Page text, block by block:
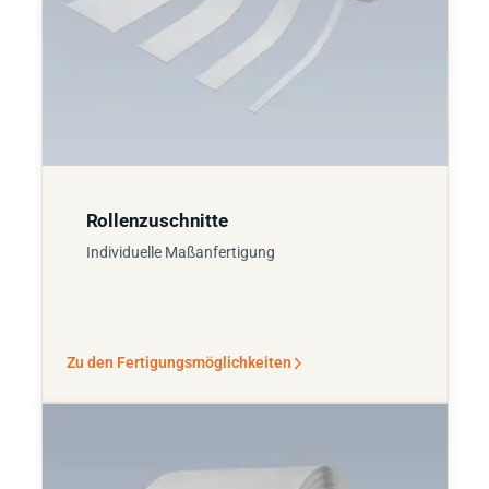
Rollenzuschnitte
Individuelle Maßanfertigung
Zu den Fertigungsmöglichkeiten